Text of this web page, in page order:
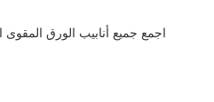
اجمع جميع أنابيب الورق المقوى